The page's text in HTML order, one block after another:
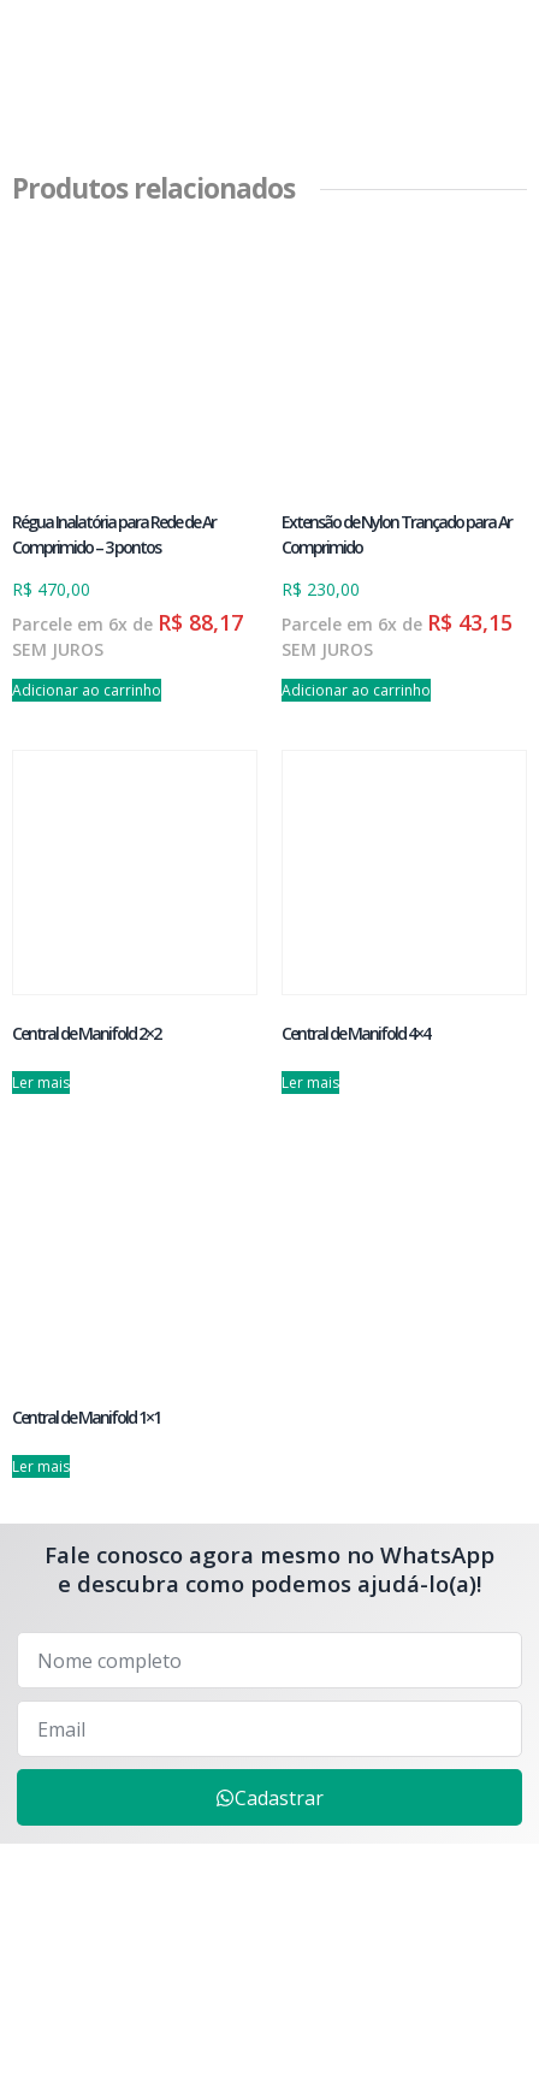
Produtos relacionados
Régua Inalatória para Rede de Ar
Comprimido – 3 pontos
R$ 470,00
Parcele em 6x de R$ 88,17
SEM JUROS
Adicionar ao carrinho
Extensão de Nylon Trançado para Ar
Comprimido
R$ 230,00
Parcele em 6x de R$ 43,15
SEM JUROS
Adicionar ao carrinho
Central de Manifold 2×2
Ler mais
Central de Manifold 4×4
Ler mais
Central de Manifold 1×1
Ler mais
Fale conosco agora mesmo no WhatsApp
e descubra como podemos ajudá-lo(a)!
Cadastrar